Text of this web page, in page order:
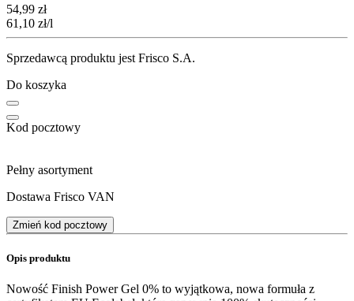
Cena
54,99 zł
61,10 zł/l
Sprzedawcą produktu jest Frisco S.A.
Do koszyka
Kod pocztowy
Pełny asortyment
Dostawa Frisco VAN
Zmień kod pocztowy
Opis produktu
Nowość Finish Power Gel 0% to wyjątkowa, nowa formuła z